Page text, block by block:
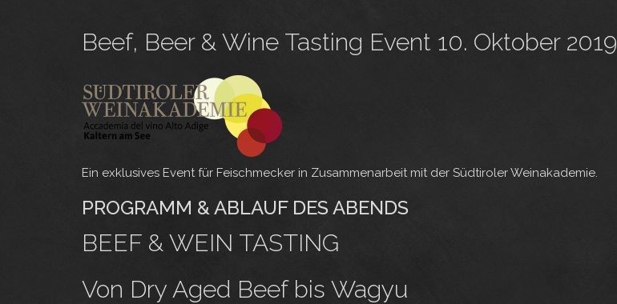
Beef, Beer & Wine Tasting Event 10. Oktober 2019
Ein exklusives Event für Feischmecker in Zusammenarbeit mit der Südtiroler Weinakademie.
PROGRAMM & ABLAUF DES ABENDS
BEEF & WEIN TASTING
Von Dry Aged Beef bis Wagyu